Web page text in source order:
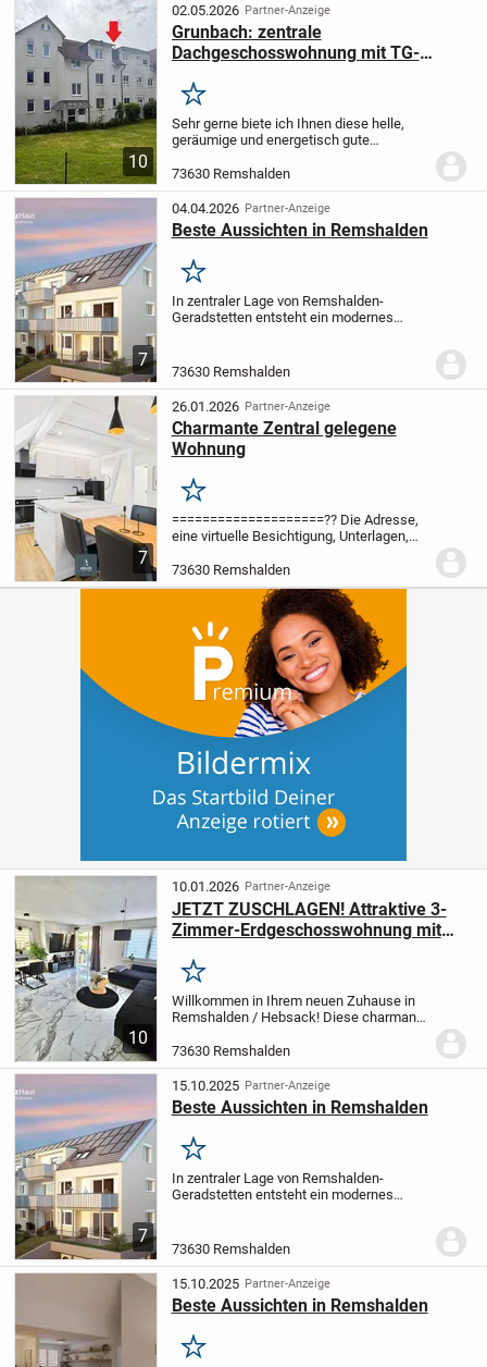
Aufteilung auf zwei...
10
02.05.2026 Partner-Anzeige
Grunbach: zentrale
Dachgeschosswohnung mit TG-
Merken
Sehr gerne biete ich Ihnen diese helle,
geräumige und energetisch gute
dem Jahr 2000 mit 6 Wohneinheiten zum
Kauf an.Die Wohnung ist mit einem
zentralen Flur...
73630 Remshalden
7
04.04.2026 Partner-Anzeige
Beste Aussichten in Remshalden
Merken
In zentraler Lage von Remshalden-
Geradstetten entsteht ein modernes
Eigentumswohnungen.
Vorzüge...
73630 Remshalden
7
26.01.2026 Partner-Anzeige
Charmante Zentral gelegene
Wohnung
Merken
====================?? Die Adresse,
eine virtuelle Besichtigung, Unterlagen,
Anfrage.====================
stilvolle kernsanierte
Dachgeschosswohnung befindet...
73630 Remshalden
10
10.01.2026 Partner-Anzeige
JETZT ZUSCHLAGEN! Attraktive 3-
Zimmer-Erdgeschosswohnung mit
uvm...
Merken
Willkommen in Ihrem neuen Zuhause in
Remshalden / Hebsack! Diese charmante
m² Wohnfläche alles, was das Herz
begehrt. Gelegen in einem gepflegten
Gebäude aus dem...
73630 Remshalden
7
15.10.2025 Partner-Anzeige
Beste Aussichten in Remshalden
Merken
In zentraler Lage von Remshalden-
Geradstetten entsteht ein modernes
Eigentumswohnungen.
Vorzüge...
73630 Remshalden
15.10.2025 Partner-Anzeige
Beste Aussichten in Remshalden
Merken